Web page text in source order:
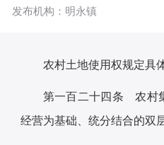
发布机构：明永镇
农村土地使用权规定具
第一百二十四条 农村
经营为基础、统分结合的双